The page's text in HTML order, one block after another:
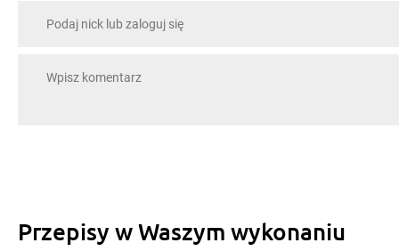
Przepisy w Waszym wykonaniu